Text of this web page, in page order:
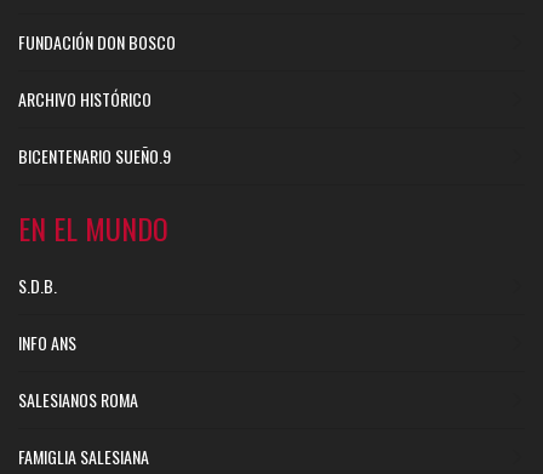
FUNDACIÓN DON BOSCO
ARCHIVO HISTÓRICO
BICENTENARIO SUEÑO.9
EN EL MUNDO
S.D.B.
INFO ANS
SALESIANOS ROMA
FAMIGLIA SALESIANA